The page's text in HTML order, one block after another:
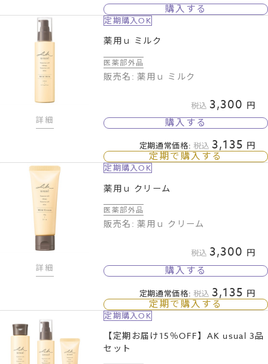
購入する
詳細
定期購入OK
薬用ｕ ミルク
医薬部外品
販売名: 薬用ｕ ミルク
税込 3,300
購入する
定期通常価格: 税込 3,135
定期で購入する
詳細
定期購入OK
薬用ｕ クリーム
医薬部外品
販売名: 薬用ｕ クリーム
税込 3,300
購入する
定期通常価格: 税込 3,135
定期で購入する
定期購入OK
【定期お届け15％OFF】AK usual 3品
セット